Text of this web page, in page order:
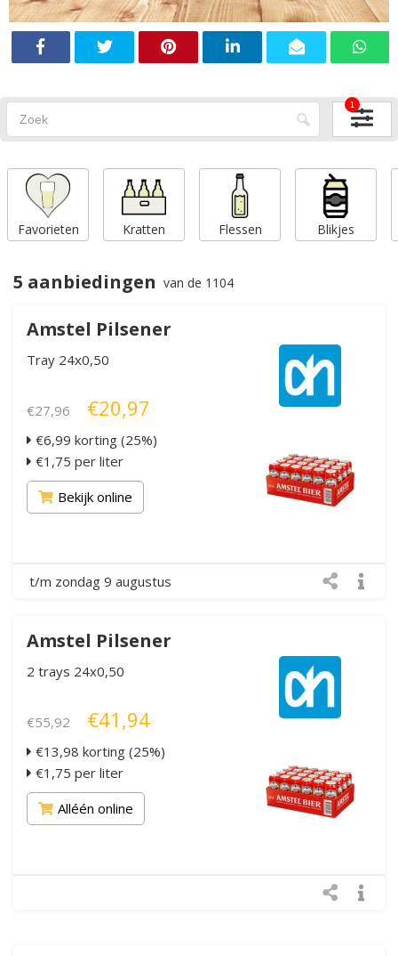
1
Favorieten Kratten Flessen Blikjes
5 aanbiedingen van de 1104
Amstel Pilsener
Tray 24x0,50
€27,96 €20,97
€6,99 korting (25%)
€1,75 per liter
Bekijk online
t/m zondag 9 augustus
Amstel Pilsener
2 trays 24x0,50
€55,92 €41,94
€13,98 korting (25%)
€1,75 per liter
Alléén online